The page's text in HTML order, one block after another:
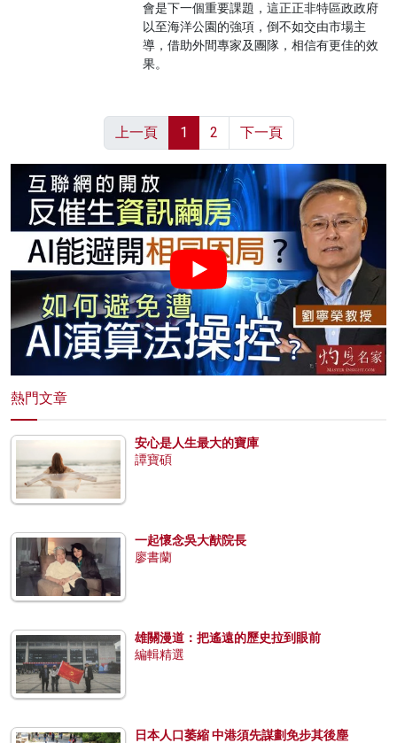
會是下一個重要課題，這正正非特區政政府
以至海洋公園的強項，倒不如交由市場主
導，借助外間專家及團隊，相信有更佳的效
果。
上一頁 1 2 下一頁
熱門文章
安心是人生最大的寶庫
譚寶碩
一起懷念吳大猷院長
廖書蘭
雄關漫道：把遙遠的歷史拉到眼前
編輯精選
日本人口萎縮 中港須先謀劃免步其後塵